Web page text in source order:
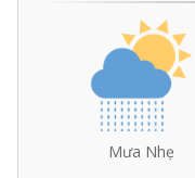
Mưa Nhẹ